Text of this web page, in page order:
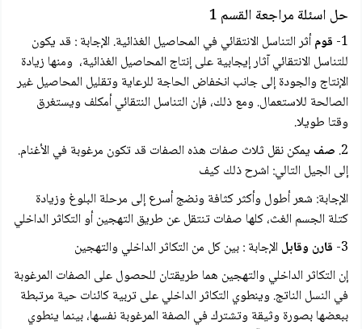
حل اسئلة مراجعة القسم 1
1- قومأثر التناسل الانتقائي في المحاصيل الغذائية. الإجابة : قد يكون
للتناسل الانتقائي آثار إيجابية على إنتاج المحاصيل الغذائية، ومنها زيادة
الإنتاج والجودة إلى جانب انخفاض الحاجة للرعاية وتقليل المحاصيل غير
الصالحة للاستعمال. ومع ذلك، فإن التناسل النتقائي أمكلف ويستغرق
وقتا طويلا.
2. صف يمكن نقل ثلاث صفات هذه الصفات قد تكون مرغوبة في الأغنام.
إلى الجيل التالي: اشرح ذلك كيف
الإجابة: شعر أطول وأكثر كثافة ونضج أسرع إلى مرحلة البلوغ وزيادة
كتلة الجسم الغث، كلها صفات تنتقل عن طريق التهجين أو التكاثر الداخلي
3- قارن وقابل الإجابة : بين كل من التكاثر الداخلي والتهجين
إن التكاثر الداخلي والتهجين هما طريقتان للحصول على الصفات المرغوبة
في النسل الناتج. وينطوي التكاثر الداخلي على تربية كائنات حية مرتبطة
ببعضها بصورة وثيقة وتشترك في الصفة المرغوبة نفسها، بينما ينطوي